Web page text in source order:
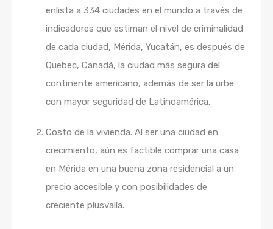
enlista a 334 ciudades en el mundo a través de
indicadores que estiman el nivel de criminalidad
de cada ciudad, Mérida, Yucatán, es después de
Quebec, Canadá, la ciudad más segura del
continente americano, además de ser la urbe
con mayor seguridad de Latinoamérica.
Costo de la vivienda. Al ser una ciudad en
crecimiento, aún es factible comprar una casa
en Mérida en una buena zona residencial a un
precio accesible y con posibilidades de
creciente plusvalía.